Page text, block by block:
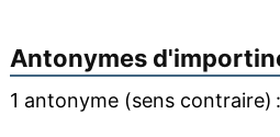
Antonymes d'
1 antonyme (sens contraire) :